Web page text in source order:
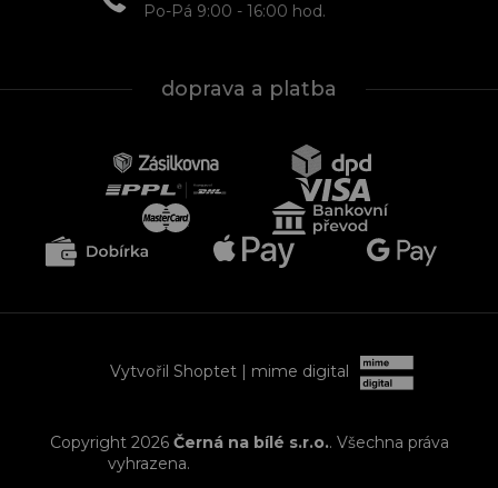
Po-Pá 9:00 - 16:00 hod.
doprava a platba
Vytvořil Shoptet | mime digital
Copyright 2026 Černá na bílé s.r.o.. Všechna práva
vyhrazena.